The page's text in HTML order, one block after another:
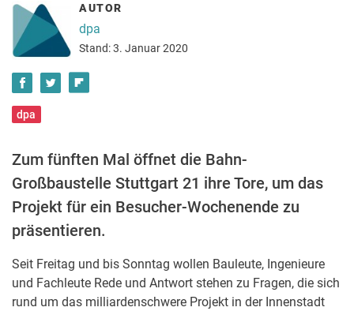
AUTOR
dpa
Stand: 3. Januar 2020
dpa
Zum fünften Mal öffnet die Bahn-
Großbaustelle Stuttgart 21 ihre Tore, um das
Projekt für ein Besucher-Wochenende zu
präsentieren.
Seit Freitag und bis Sonntag wollen Bauleute, Ingenieure
und Fachleute Rede und Antwort stehen zu Fragen, die sich
rund um das milliardenschwere Projekt in der Innenstadt